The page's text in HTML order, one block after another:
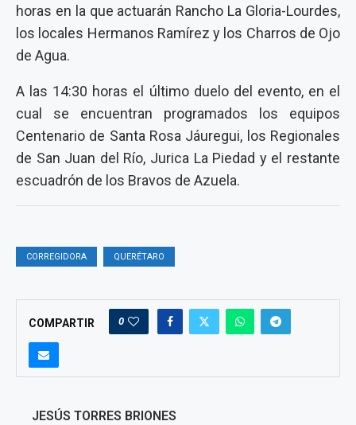
horas en la que actuarán Rancho La Gloria-Lourdes,
los locales Hermanos Ramírez y los Charros de Ojo
de Agua.
A las 14:30 horas el último duelo del evento, en el
cual se encuentran programados los equipos
Centenario de Santa Rosa Jáuregui, los Regionales
de San Juan del Río, Jurica La Piedad y el restante
escuadrón de los Bravos de Azuela.
CORREGIDORA QUERÉTARO
COMPARTIR 0
JESÚS TORRES BRIONES